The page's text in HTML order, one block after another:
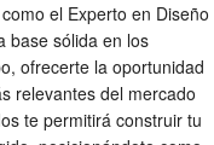
el Experto en Diseño
base sólida en los
ofrecerte la oportunidad
relevantes del mercado
te permitirá construir tu